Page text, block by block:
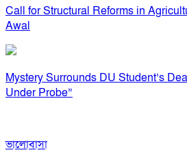
Call for Structural Reforms in
Awal
Mystery Surrounds DU Student’s
Under Probe”
ভালোবাসা